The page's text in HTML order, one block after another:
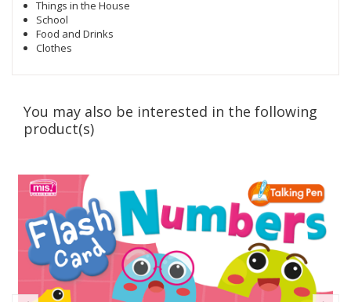
Things in the House
School
Food and Drinks
Clothes
You may also be interested in the following
product(s)